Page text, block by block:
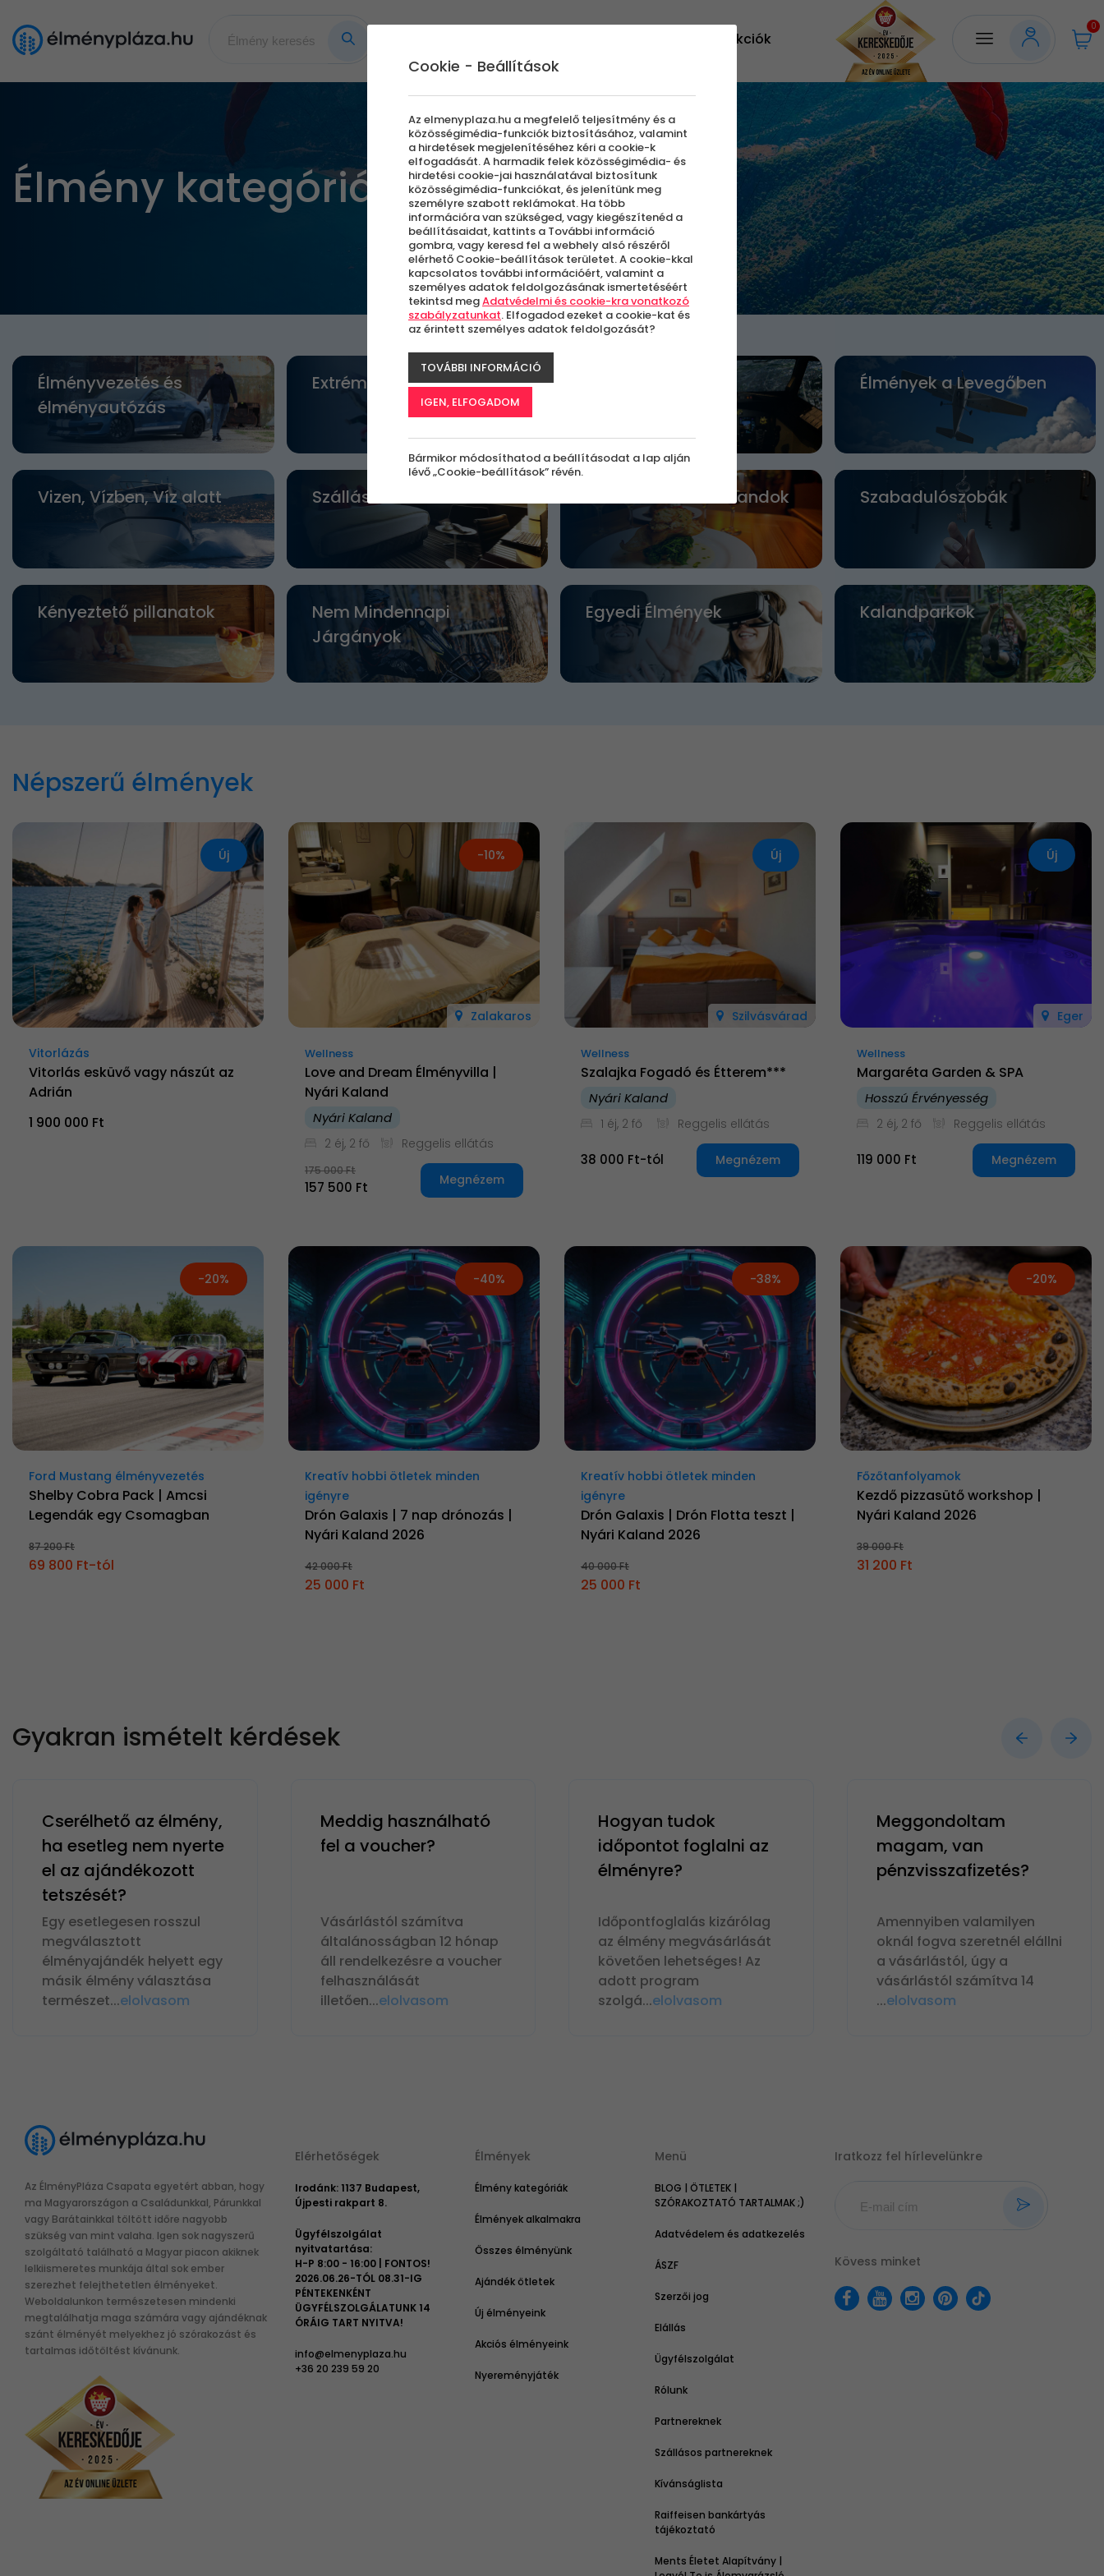
Akciók
0
Élmény kategóriák
Élményvezetés és
élményautózás
Extrém Élmények Élmények a Levegőben
Vizen, Vízben, Víz alatt Szállás és Wellness Gasztronómiai Kalandok Szabadulószobák
Kényeztető pillanatok
Nem Mindennapi
Járgányok
Egyedi Élmények Kalandparkok
Népszerű élmények
Új
Vitorlázás
Vitorlás esküvő vagy nászút az
Adrián
1 900 000 Ft
-10%
Zalakaros
Wellness
Love and Dream Élményvilla |
Nyári Kaland
Nyári Kaland
2 éj, 2 fő Reggelis ellátás
175 000 Ft
157 500 Ft Megnézem
Új
Szilvásvárad
Wellness
Szalajka Fogadó és Étterem***
Nyári Kaland
1 éj, 2 fő Reggelis ellátás
38 000 Ft-tól Megnézem
Új
Eger
Wellness
Margaréta Garden & SPA
Hosszú Érvényesség
2 éj, 2 fő Reggelis ellátás
119 000 Ft Megnézem
Új
-20%
Ford Mustang élményvezetés
Shelby Cobra Pack | Amcsi
Legendák egy Csomagban
87 200 Ft
69 800 Ft-tól
-40%
Kreatív hobbi ötletek minden
igényre
Drón Galaxis | 7 nap drónozás |
Nyári Kaland 2026
42 000 Ft
25 000 Ft
-38%
Kreatív hobbi ötletek minden
igényre
Drón Galaxis | Drón Flotta teszt |
Nyári Kaland 2026
40 000 Ft
25 000 Ft
-20%
Főzőtanfolyamok
Kezdő pizzasütő workshop |
Nyári Kaland 2026
39 000 Ft
31 200 Ft
Gyakran ismételt kérdések
Cserélhető az élmény,
ha esetleg nem nyerte
el az ajándékozott
tetszését?
Egy esetlegesen rosszul
megválasztott
élményajándék helyett egy
másik élmény választása
természet...elolvasom
Meddig használható
fel a voucher?
Vásárlástól számítva
általánosságban 12 hónap
áll rendelkezésre a voucher
felhasználását
illetően...elolvasom
Hogyan tudok
időpontot foglalni az
élményre?
Időpontfoglalás kizárólag
az élmény megvásárlását
követően lehetséges! Az
adott program
szolgá...elolvasom
Meggondoltam
magam, van
pénzvisszafizetés?
Amennyiben valamilyen
oknál fogva szeretnél elállni
a vásárlástól, úgy a
vásárlástól számítva 14
...elolvasom
Az ÉlményPláza Csapata egyetért abban, hogy
ma Magyarországon a Családunkkal, Párunkkal
vagy Barátainkkal töltött időre nagyobb
szükség van mint valaha. Igen sok nagyszerű
szolgáltató található a Magyar piacon akiknek
lelkiismeretes munkája által sok ember
szerezhet felejthetetlen élményeket.
Weboldalunkon természetesen mindenki
megtalálhatja maga számára vagy ajándéknak
szánt élményét melyekhez jó szórakozást és
tartalmas időtöltést kívánunk.
Elérhetőségek
Irodánk: 1137 Budapest,
Újpesti rakpart 8.
Ügyfélszolgálat
nyitvatartása:
H-P 8:00 - 16:00 | FONTOS!
2026.06.26-TÓL 08.31-IG
PÉNTEKENKÉNT
ÜGYFÉLSZOLGÁLATUNK 14
ÓRÁIG TART NYITVA!
info@elmenyplaza.hu
+36 20 239 59 20
Élmények
Élmény kategóriák
Élmények alkalmakra
Összes élményünk
Ajándék ötletek
Új élményeink
Akciós élményeink
Nyereményjáték
Menü
BLOG | ÖTLETEK |
SZÓRAKOZTATÓ TARTALMAK ;)
Adatvédelem és adatkezelés
ÁSZF
Szerzői jog
Elállás
Ügyfélszolgálat
Rólunk
Partnereknek
Szállásos partnereknek
Kívánságlista
Raiffeisen bankártyás
tájékoztató
Ments Életet Alapítvány |
Iratkozz fel hírlevelünkre
Kövess minket
Cookie - Beállítások
Az elmenyplaza.hu a megfelelő teljesítmény és a
közösségimédia-funkciók biztosításához, valamint
a hirdetések megjelenítéséhez kéri a cookie-k
elfogadását. A harmadik felek közösségimédia- és
hirdetési cookie-jai használatával biztosítunk
közösségimédia-funkciókat, és jelenítünk meg
személyre szabott reklámokat. Ha több
információra van szükséged, vagy kiegészítenéd a
beállításaidat, kattints a További információ
gombra, vagy keresd fel a webhely alsó részéről
elérhető Cookie-beállítások területet. A cookie-kkal
kapcsolatos további információért, valamint a
személyes adatok feldolgozásának ismertetéséért
tekintsd megAdatvédelmi és cookie-kra vonatkozó
szabályzatunkat. Elfogadod ezeket a cookie-kat és
az érintett személyes adatok feldolgozását?
TOVÁBBI INFORMÁCIÓ
IGEN, ELFOGADOM
Bármikor módosíthatod a beállításodat a lap alján
lévő „Cookie-beállítások” révén.